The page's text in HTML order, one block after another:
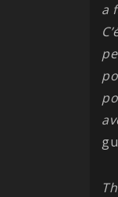
a